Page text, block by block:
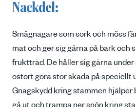
Nackdel:
Smågnagare som sork och möss
mat och ger sig gärna på bark och
fruktträd. De håller sig gärna under
ostört göra stor skada på speciellt
Gnagskydd kring stammen hjälper